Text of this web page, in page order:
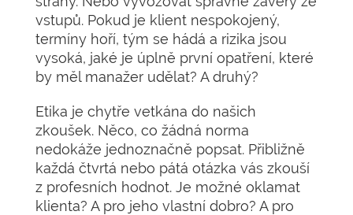
vstupů. Pokud je klient nespokojený,
termíny hoří, tým se hádá a rizika jsou
vysoká, jaké je úplně první opatření, které
by měl manažer udělat? A druhý?
Etika je chytře vetkána do našich
zkoušek. Něco, co žádná norma
nedokáže jednoznačně popsat. Přibližně
každá čtvrtá nebo pátá otázka vás zkouší
z profesních hodnot. Je možné oklamat
klienta? A pro jeho vlastní dobro? A pro